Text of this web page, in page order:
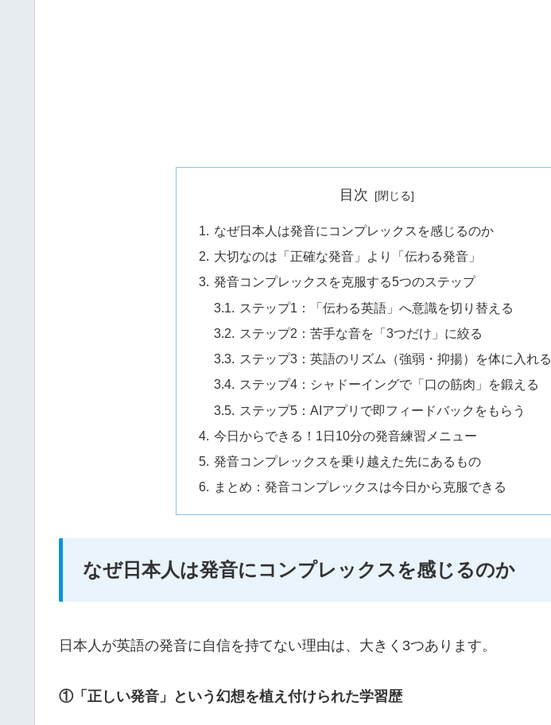
目次
なぜ日本人は発音にコンプレックスを感じるのか
大切なのは「正確な発音」より「伝わる発音」
発音コンプレックスを克服する5つのステップ
ステップ1：「伝わる英語」へ意識を切り替える
ステップ2：苦手な音を「3つだけ」に絞る
ステップ3：英語のリズム（強弱・抑揚）を体に入れる
ステップ4：シャドーイングで「口の筋肉」を鍛える
ステップ5：AIアプリで即フィードバックをもらう
今日からできる！1日10分の発音練習メニュー
発音コンプレックスを乗り越えた先にあるもの
まとめ：発音コンプレックスは今日から克服できる
なぜ日本人は発音にコンプレックスを感じるのか
日本人が英語の発音に自信を持てない理由は、大きく3つあります。
①「正しい発音」という幻想を植え付けられた学習歴